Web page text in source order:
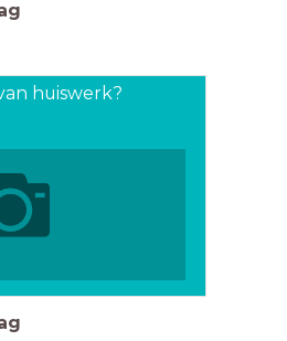
huiswerk?